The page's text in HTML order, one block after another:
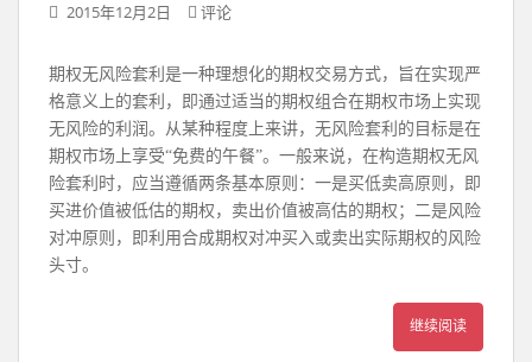
2015年12月2日 评论
期权无风险套利是一种理想化的期权交易方式，旨在实现严
格意义上的套利，即通过适当的期权组合在期权市场上实现
无风险的利润。从某种程度上来讲，无风险套利的目标是在
期权市场上享受“免费的午餐”。一般来说，在构造期权无风
险套利时，应当遵循两条基本原则：一是买低卖高原则，即
买进价值被低估的期权，卖出价值被高估的期权；二是风险
对冲原则，即利用合成期权对冲买入或卖出实际期权的风险
头寸。
继续阅读